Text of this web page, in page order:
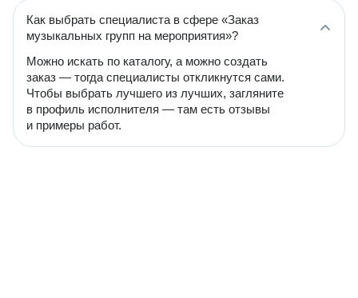
Как выбрать специалиста в сфере «Заказ
музыкальных групп на мероприятия»?
Можно искать по каталогу, а можно создать
заказ — тогда специалисты откликнутся сами.
Чтобы выбрать лучшего из лучших, загляните
в профиль исполнителя — там есть отзывы
и примеры работ.